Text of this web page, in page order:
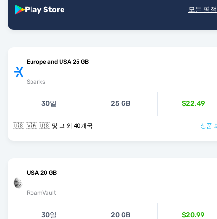
Play Store 모든 평
Europe and USA 25 GB
Sparks
30일 25 GB $22.49
🇺🇸 🇻🇦 🇺🇸 및 그 외 40개국 상품
USA 20 GB
RoamVault
30일 20 GB $20.99